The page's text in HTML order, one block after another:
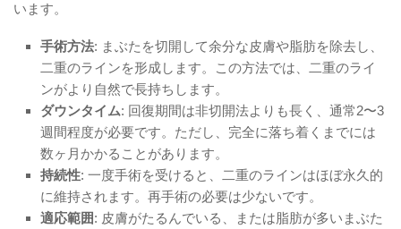
います。
手術方法: まぶたを切開して余分な皮膚や脂肪を除去し、
二重のラインを形成します。この方法では、二重のライ
ンがより自然で長持ちします。
ダウンタイム: 回復期間は非切開法よりも長く、通常2〜3
週間程度が必要です。ただし、完全に落ち着くまでには
数ヶ月かかることがあります。
持続性: 一度手術を受けると、二重のラインはほぼ永久的
に維持されます。再手術の必要は少ないです。
適応範囲: 皮膚がたるんでいる、または脂肪が多いまぶた